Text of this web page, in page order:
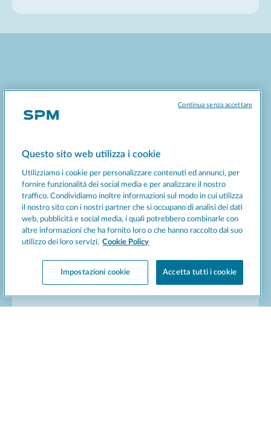
Gelateria, Yogurteria
Questo sito web utilizza i cookie
Utilizziamo i cookie per personalizzare contenuti ed annunci, per
fornire funzionalità dei social media e per analizzare il nostro
traffico. Condividiamo inoltre informazioni sul modo in cui utilizza
il nostro sito con i nostri partner che si occupano di analisi dei dati
web, pubblicità e social media, i quali potrebbero combinarle con
altre informazioni che ha fornito loro o che hanno raccolto dal suo
utilizzo dei loro servizi. Cookie Policy
Impostazioni cookie Accetta tutti i cookie
Continua senza accettare